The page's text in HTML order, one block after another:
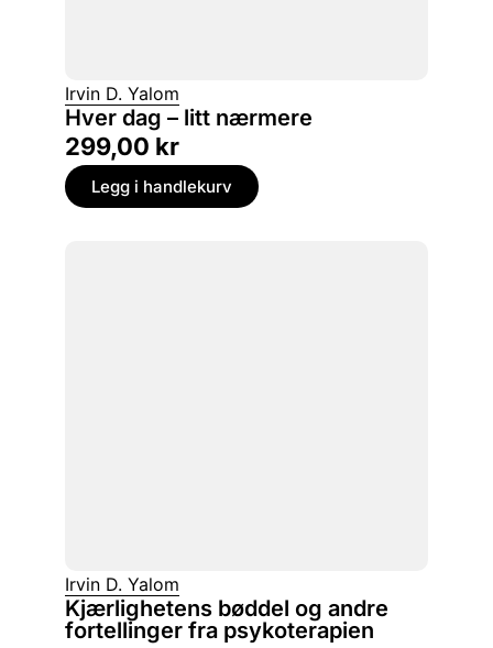
Irvin D. Yalom
Hver dag – litt nærmere
299,00 kr
Legg i handlekurv
Irvin D. Yalom
Kjærlighetens bøddel og andre
fortellinger fra psykoterapien